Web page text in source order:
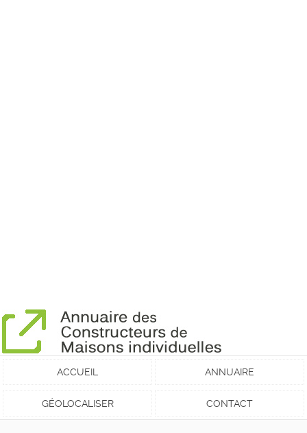
ACCUEIL ANNUAIRE
GÉOLOCALISER CONTACT